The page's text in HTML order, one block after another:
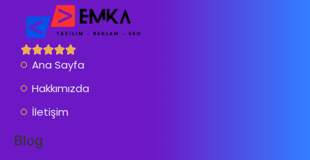
Ana Sayfa
Hakkımızda
İletişim
Blog